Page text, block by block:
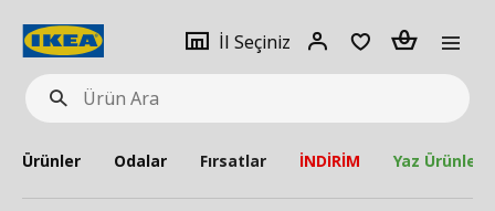
Ürün
Ara
İl Seçiniz
Giriş
Adet
Ürünler Odalar Fırsatlar İNDİRİM Yaz Ürünleri